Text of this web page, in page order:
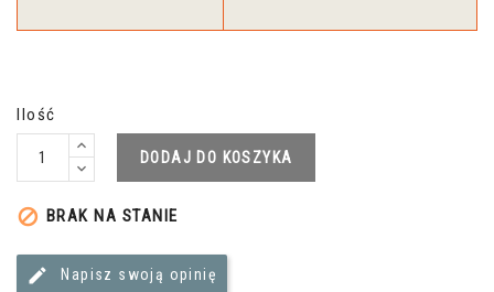
Ilość
DODAJ DO KOSZYKA
 BRAK NA STANIE
Napisz swoją opinię